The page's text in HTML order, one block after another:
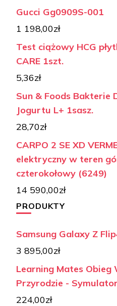
Gucci Gg0909S-001
1 198,00zł
Test ciążowy HCG
CARE 1szt.
5,36zł
Sun & Foods Bakterie
Jogurtu L+ 1sasz.
28,70zł
CARPO 2 SE XD
elektryczny w teren
czterokołowy (6249)
14 590,00zł
PRODUKTY
Samsung Galaxy Z
3 895,00zł
Learning Mates Obieg
Przyrodzie - Symulator
224,00zł